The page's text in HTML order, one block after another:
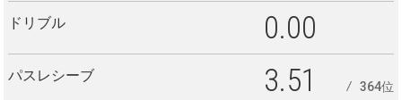
ドリブル 0.00
パスレシーブ 3.51 364位